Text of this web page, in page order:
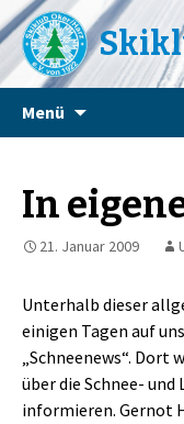
Menü
In
21. Januar 2009
Unterhalb dieser
einigen Tagen auf
„Schneenews“.
über die Schnee-
informieren. Gernot